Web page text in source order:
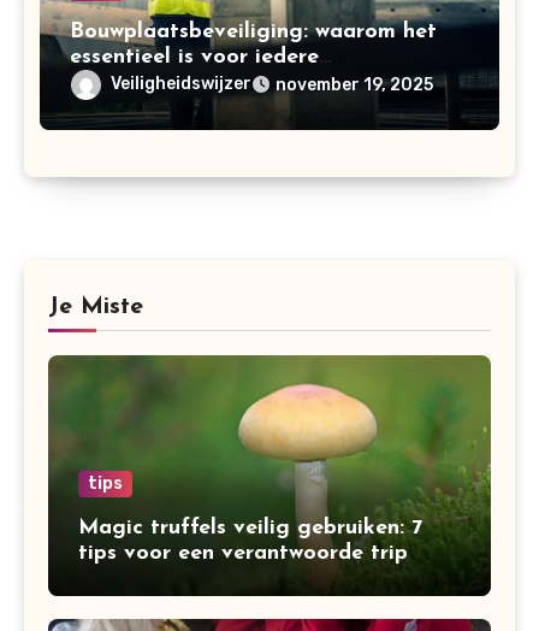
Bouwplaatsbeveiliging: waarom het
essentieel is voor iedere
bouwonderneming
Veiligheidswijzer november 19, 2025
Je Miste
tips
Magic truffels veilig gebruiken: 7
tips voor een verantwoorde trip